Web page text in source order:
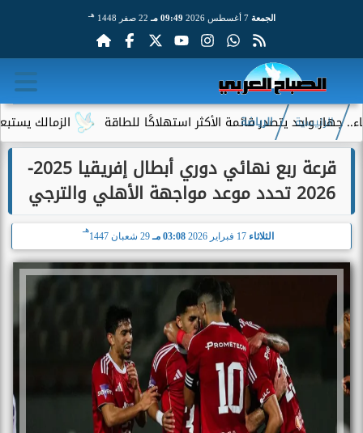
الجمعة 7 أغسطس 2026 09:49 مـ 22 صفر 1448 هـ
الزمالك يستبعد 4 لاعبين شباب من حساباته في الموسم الجديد واحد يتصدر قائمة الأكثر استهلاكًا للطاقة
الرئيسية الرياضة
قرعة ربع نهائي دوري أبطال إفريقيا 2025-
2026 تحدد موعد مواجهة الأهلي والترجي
الثلاثاء 03:08 مـ 29 شعبان 1447
هـ